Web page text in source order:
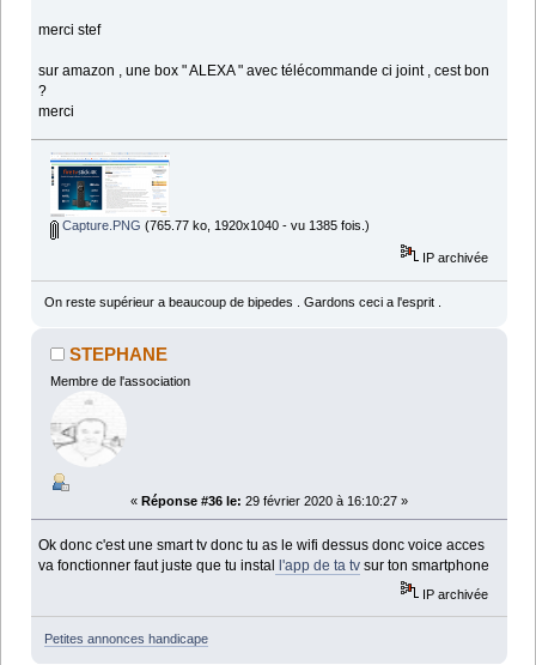
merci stef
sur amazon , une box " ALEXA " avec télécommande ci joint , cest bon
?
merci
Capture.PNG (765.77 ko, 1920x1040 - vu 1385 fois.)
IP archivée
On reste supérieur a beaucoup de bipedes . Gardons ceci a l'esprit .
STEPHANE
Membre de l'association
« Réponse #36 le: 29 février 2020 à 16:10:27 »
Ok donc c'est une smart tv donc tu as le wifi dessus donc voice acces
va fonctionner faut juste que tu instal l'app de ta tv sur ton smartphone
IP archivée
Petites annonces handicape